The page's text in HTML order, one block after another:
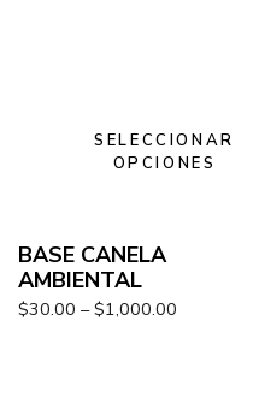
SELECCIONAR
OPCIONES
BASE CANELA
AMBIENTAL
$30.00 – $1,000.00